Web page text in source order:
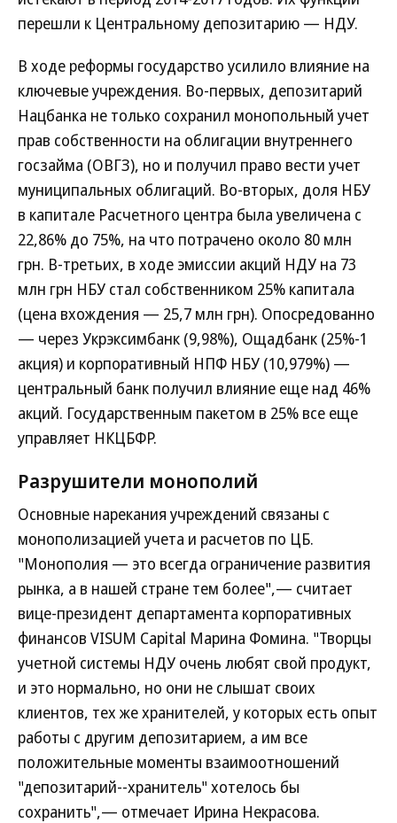
перешли к Центральному депозитарию — НДУ.
В ходе реформы государство усилило влияние на
ключевые учреждения. Во-первых, депозитарий
Нацбанка не только сохранил монопольный учет
прав собственности на облигации внутреннего
госзайма (ОВГЗ), но и получил право вести учет
муниципальных облигаций. Во-вторых, доля НБУ
в капитале Расчетного центра была увеличена с
22,86% до 75%, на что потрачено около 80 млн
грн. В-третьих, в ходе эмиссии акций НДУ на 73
млн грн НБУ стал собственником 25% капитала
(цена вхождения — 25,7 млн грн). Опосредованно
— через Укрэксимбанк (9,98%), Ощадбанк (25%-1
акция) и корпоративный НПФ НБУ (10,979%) —
центральный банк получил влияние еще над 46%
акций. Государственным пакетом в 25% все еще
управляет НКЦБФР.
Разрушители монополий
Основные нарекания учреждений связаны с
монополизацией учета и расчетов по ЦБ.
"Монополия — это всегда ограничение развития
рынка, а в нашей стране тем более",— считает
вице-президент департамента корпоративных
финансов VISUM Capital Марина Фомина. "Творцы
учетной системы НДУ очень любят свой продукт,
и это нормально, но они не слышат своих
клиентов, тех же хранителей, у которых есть опыт
работы с другим депозитарием, а им все
положительные моменты взаимоотношений
"депозитарий--хранитель" хотелось бы
сохранить",— отмечает Ирина Некрасова.